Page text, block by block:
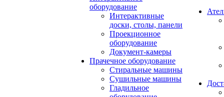
оборудование
Интерактивные
доски, столы, панели
Проекционное
оборудование
Документ-камеры
Прачечное оборудование
Стиральные машины
Сушильные машины
Гладильное